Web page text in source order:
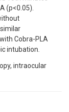
(p<0.05).
Cobra-PLA
intubation.
intraocular